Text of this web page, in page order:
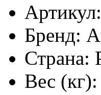
Артикул:
Бренд:
Страна:
Вес (кг):